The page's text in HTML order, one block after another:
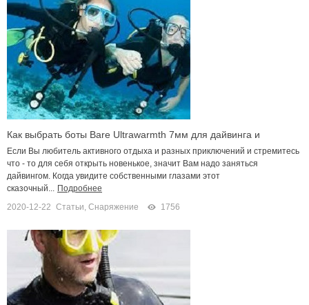
Как выбрать боты Bare Ultrawarmth 7мм для дайвинга и
плавания
Если Вы любитель активного отдыха и разных приключений и стремитесь
что - то для себя открыть новенькое, значит Вам надо заняться
дайвингом. Когда увидите собственными глазами этот
сказочный... Подробнее
2020-12-22 Статьи, Снаряжение 1756